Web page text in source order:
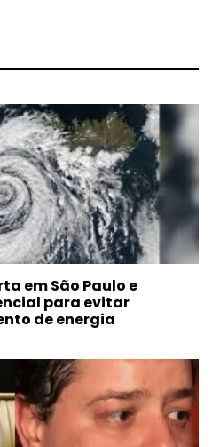
em São Paulo e
para evitar
de energia